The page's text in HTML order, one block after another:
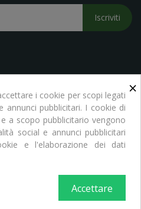
Iscriviti
Tutti i Diritti Riservati
×
i cookie per scopi legati
annunci pubblicitari. I cookie di
a scopo pubblicitario vengono
social e annunci pubblicitari
e l'elaborazione dei dati
Accettare